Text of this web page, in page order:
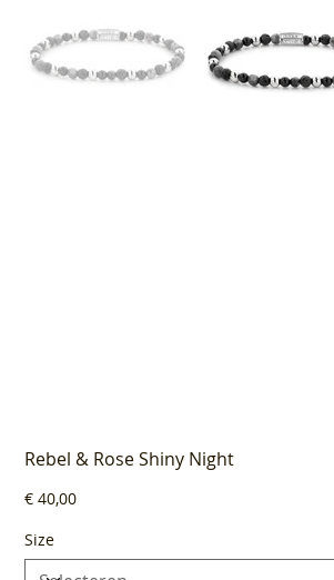
Rebel & Rose Shiny Night
Prijs
€ 40,00
Size